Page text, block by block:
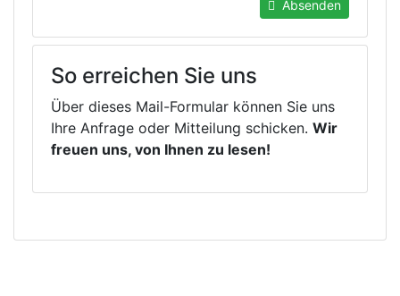
Absenden
So erreichen Sie uns
Über dieses Mail-Formular können Sie uns
Ihre Anfrage oder Mitteilung schicken. Wir
freuen uns, von Ihnen zu lesen!